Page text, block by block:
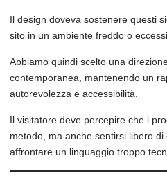
Il design doveva sostenere questi
sito in un ambiente freddo o
Abbiamo quindi scelto una
contemporanea, mantenendo un
autorevolezza e accessibilità.
Il visitatore deve percepire che i
metodo, ma anche sentirsi libero
affrontare un linguaggio troppo